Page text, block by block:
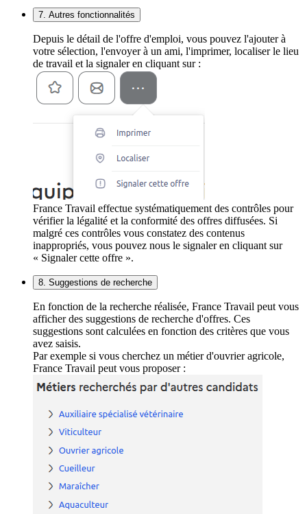
7. Autres fonctionnalités
Depuis le détail de l'offre d'emploi, vous pouvez l'ajouter à
votre sélection, l'envoyer à un ami, l'imprimer, localiser le lieu
de travail et la signaler en cliquant sur :
France Travail effectue systématiquement des contrôles pour
vérifier la légalité et la conformité des offres diffusées. Si
malgré ces contrôles vous constatez des contenus
inappropriés, vous pouvez nous le signaler en cliquant sur
« Signaler cette offre ».
8. Suggestions de recherche
En fonction de la recherche réalisée, France Travail peut vous
afficher des suggestions de recherche d'offres. Ces
suggestions sont calculées en fonction des critères que vous
avez saisis.
Par exemple si vous cherchez un métier d'ouvrier agricole,
France Travail peut vous proposer :